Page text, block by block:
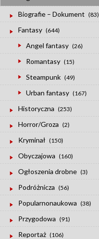
Biografie – Dokument (83)
Fantasy (644)
Angel fantasy (26)
Romantasy (15)
Steampunk (49)
Urban fantasy (167)
Historyczna (253)
Horror/Groza (2)
Kryminał (150)
Obyczajowa (160)
Ogłoszenia drobne (3)
Podróżnicza (56)
Popularnonaukowa (38)
Przygodowa (91)
Reportaż (106)